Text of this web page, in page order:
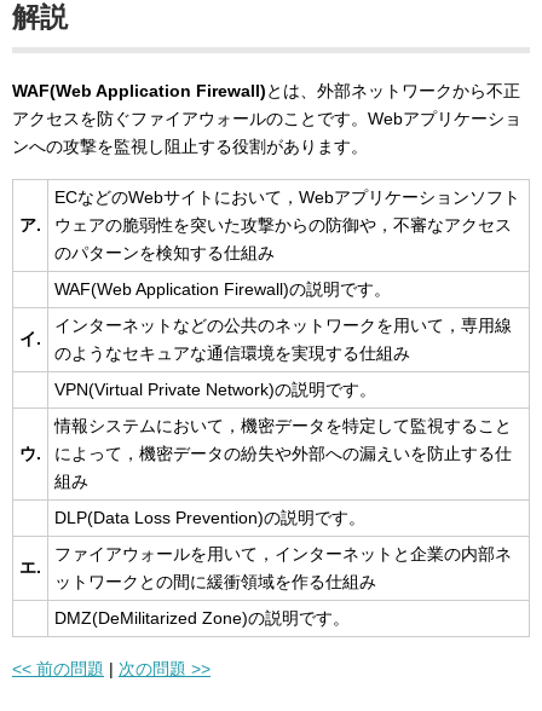
解説
WAF(Web Application Firewall)とは、外部ネットワークから不正
アクセスを防ぐファイアウォールのことです。Webアプリケーショ
ンへの攻撃を監視し阻止する役割があります。
ア.
ECなどのWebサイトにおいて，Webアプリケーションソフト
ウェアの脆弱性を突いた攻撃からの防御や，不審なアクセス
のパターンを検知する仕組み
WAF(Web Application Firewall)の説明です。
イ.
インターネットなどの公共のネットワークを用いて，専用線
のようなセキュアな通信環境を実現する仕組み
VPN(Virtual Private Network)の説明です。
ウ.
情報システムにおいて，機密データを特定して監視すること
によって，機密データの紛失や外部への漏えいを防止する仕
組み
DLP(Data Loss Prevention)の説明です。
エ.
ファイアウォールを用いて，インターネットと企業の内部ネ
ットワークとの間に緩衝領域を作る仕組み
DMZ(DeMilitarized Zone)の説明です。
<< 前の問題 | 次の問題 >>